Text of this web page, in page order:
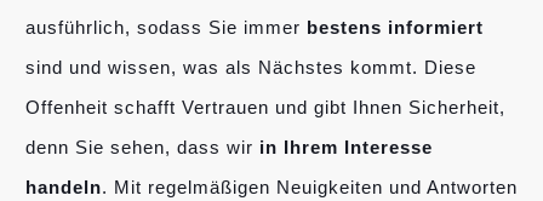
ausführlich, sodass Sie immer bestens informiert
sind und wissen, was als Nächstes kommt. Diese
Offenheit schafft Vertrauen und gibt Ihnen Sicherheit,
denn Sie sehen, dass wir in Ihrem Interesse
handeln. Mit regelmäßigen Neuigkeiten und Antworten